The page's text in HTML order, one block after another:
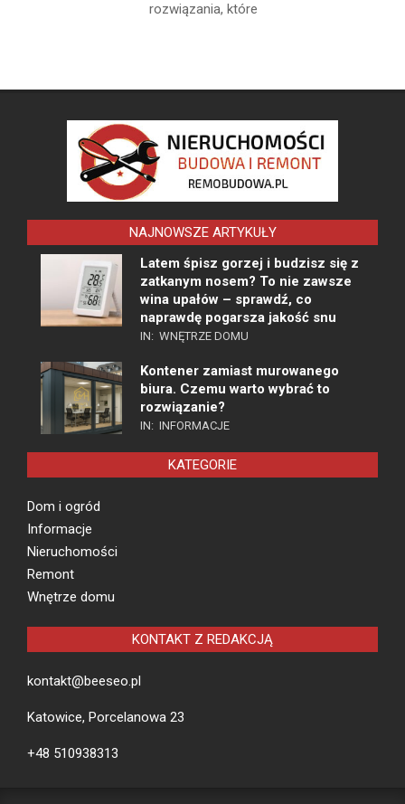
rozwiązania, które
NAJNOWSZE ARTYKUŁY
Latem śpisz gorzej i budzisz się z
zatkanym nosem? To nie zawsze
wina upałów – sprawdź, co
naprawdę pogarsza jakość snu
IN: WNĘTRZE DOMU
Kontener zamiast murowanego
biura. Czemu warto wybrać to
rozwiązanie?
IN: INFORMACJE
KATEGORIE
Dom i ogród
Informacje
Nieruchomości
Remont
Wnętrze domu
KONTAKT Z REDAKCJĄ
kontakt@beeseo.pl
Katowice, Porcelanowa 23
+48 510938313